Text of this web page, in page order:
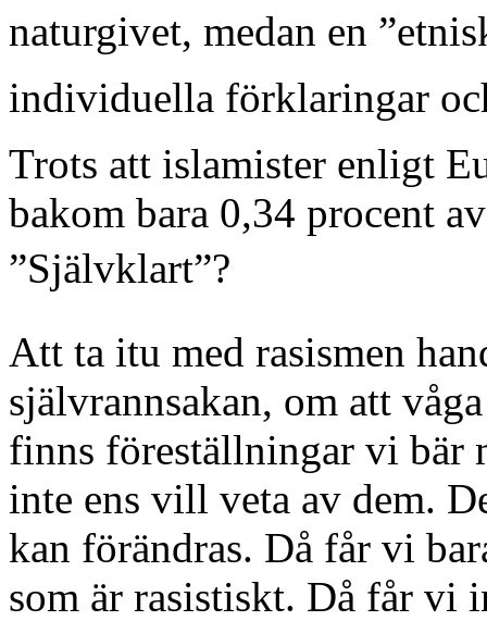
naturgivet, medan en
individuella förklaringar
Trots att islamister enligt
bakom bara 0,34 procent
”Självklart”?
Att ta itu med rasismen
självrannsakan, om att
finns föreställningar vi bär
inte ens vill veta av dem.
kan förändras. Då får vi
som är rasistiskt. Då får vi